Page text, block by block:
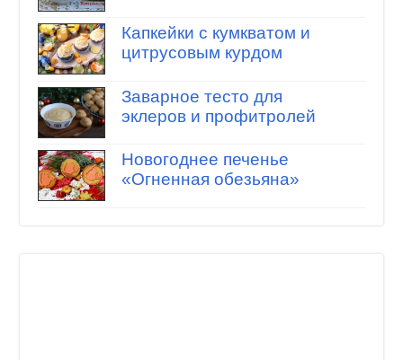
Капкейки с кумкватом и
цитрусовым курдом
Заварное тесто для
эклеров и профитролей
Новогоднее печенье
«Огненная обезьяна»